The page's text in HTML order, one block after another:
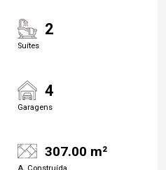
2
Suítes
4
Garagens
307.00 m²
A. Construída